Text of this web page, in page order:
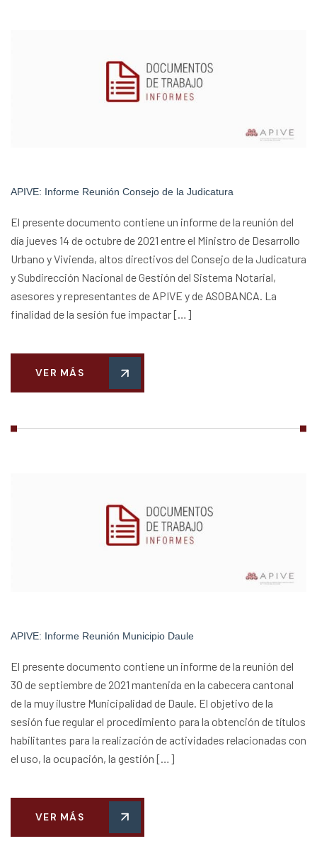
APIVE: Informe Reunión Consejo de la Judicatura
El presente documento contiene un informe de la reunión del
día jueves 14 de octubre de 2021 entre el Ministro de Desarrollo
Urbano y Vivienda, altos directivos del Consejo de la Judicatura
y Subdirección Nacional de Gestión del Sistema Notarial,
asesores y representantes de APIVE y de ASOBANCA. La
finalidad de la sesión fue impactar […]
VER MÁS
APIVE: Informe Reunión Municipio Daule
El presente documento contiene un informe de la reunión del
30 de septiembre de 2021 mantenida en la cabecera cantonal
de la muy ilustre Municipalidad de Daule. El objetivo de la
sesión fue regular el procedimiento para la obtención de títulos
habilitantes para la realización de actividades relacionadas con
el uso, la ocupación, la gestión […]
VER MÁS